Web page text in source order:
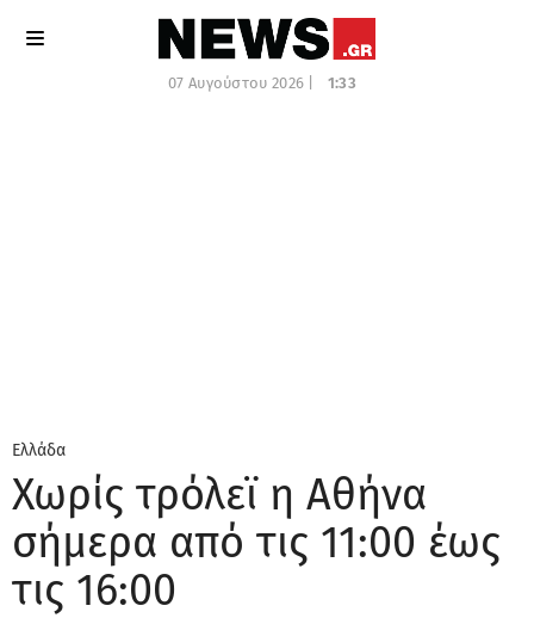
07 Αυγούστου 2026 | 1:33
Ελλάδα
Χωρίς τρόλεϊ η Αθήνα
σήμερα από τις 11:00 έως
τις 16:00